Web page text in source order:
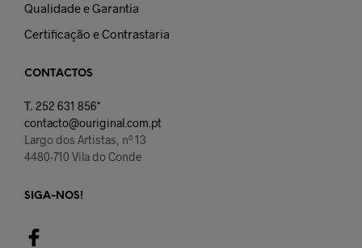
Qualidade e Garantia
Certificação e Contrastaria
CONTACTOS
T. 252 631 856*
contacto@ouriginal.com.pt
Largo dos Artistas, nº 13
4480-710 Vila do Conde
SIGA-NOS!